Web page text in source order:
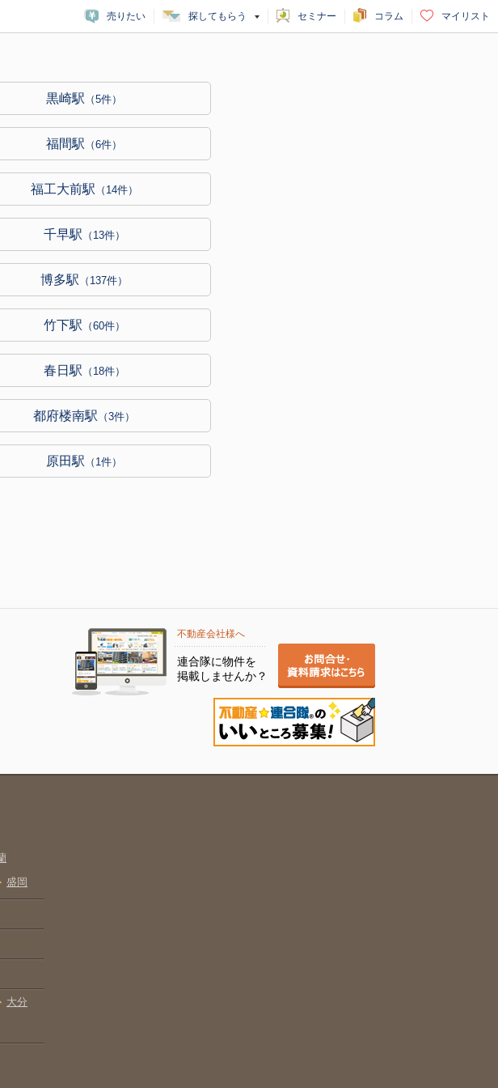
売りたい 探してもらう セミナー コラム マイリスト
黒崎駅 （5件）
福間駅 （6件）
福工大前駅 （14件）
千早駅 （13件）
博多駅 （137件）
竹下駅 （60件）
春日駅 （18件）
都府楼南駅 （3件）
原田駅 （1件）
不動産会社様へ
連合隊に物件を
掲載しませんか？